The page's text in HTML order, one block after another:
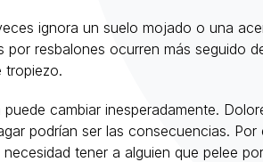
ignora un suelo mojado o una
resbalones ocurren más seguido
tropiezo.
cambiar inesperadamente.
podrían ser las consecuencias.
tener a alguien que pelee